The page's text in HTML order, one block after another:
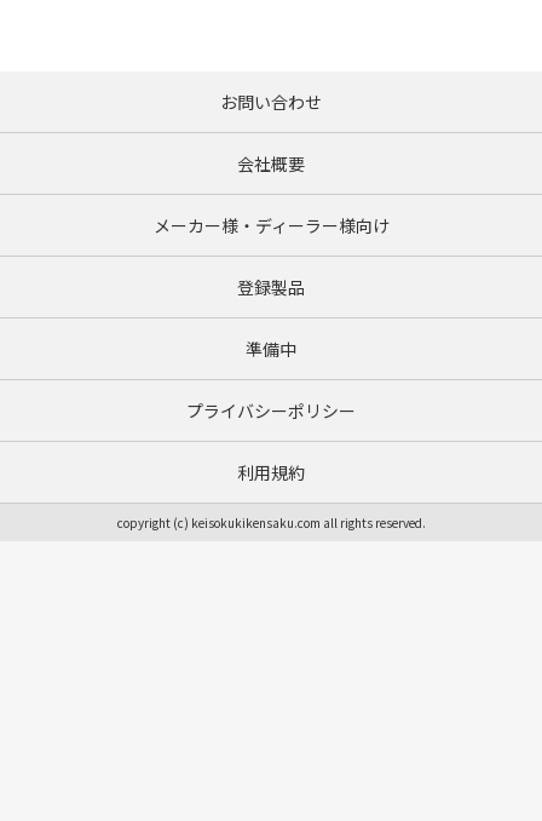
お問い合わせ
会社概要
メーカー様・ディーラー様向け
登録製品
準備中
プライバシーポリシー
利用規約
copyright (c) keisokukikensaku.com all rights reserved.